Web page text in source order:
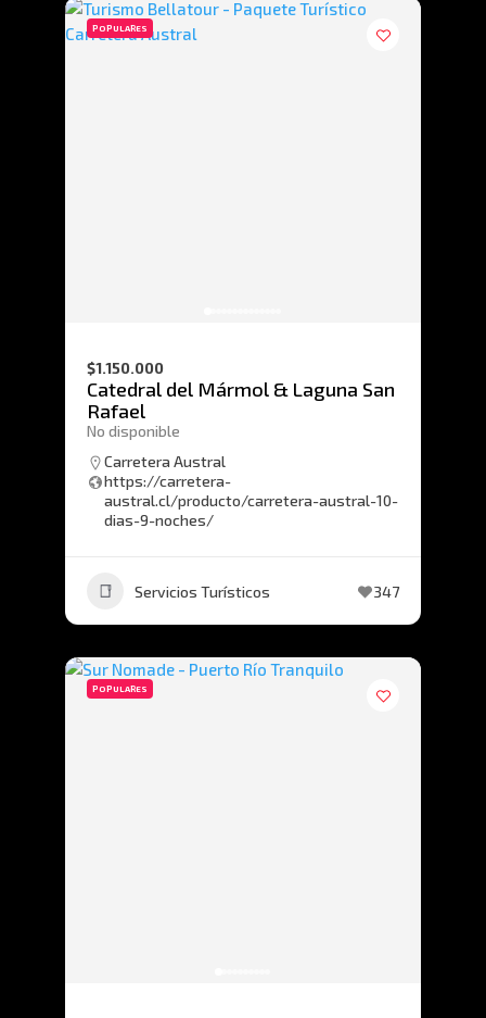
POPULARES
$1.150.000
Catedral del Mármol & Laguna San
Rafael
No disponible
Carretera Austral
https://carretera-
austral.cl/producto/carretera-austral-10-
dias-9-noches/
Servicios Turísticos 347
POPULARES